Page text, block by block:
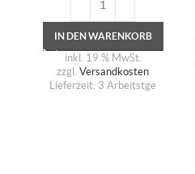
IN DEN WARENKORB
inkl. 19 % MwSt.
zzgl. Versandkosten
Lieferzeit: 3 Arbeitstge